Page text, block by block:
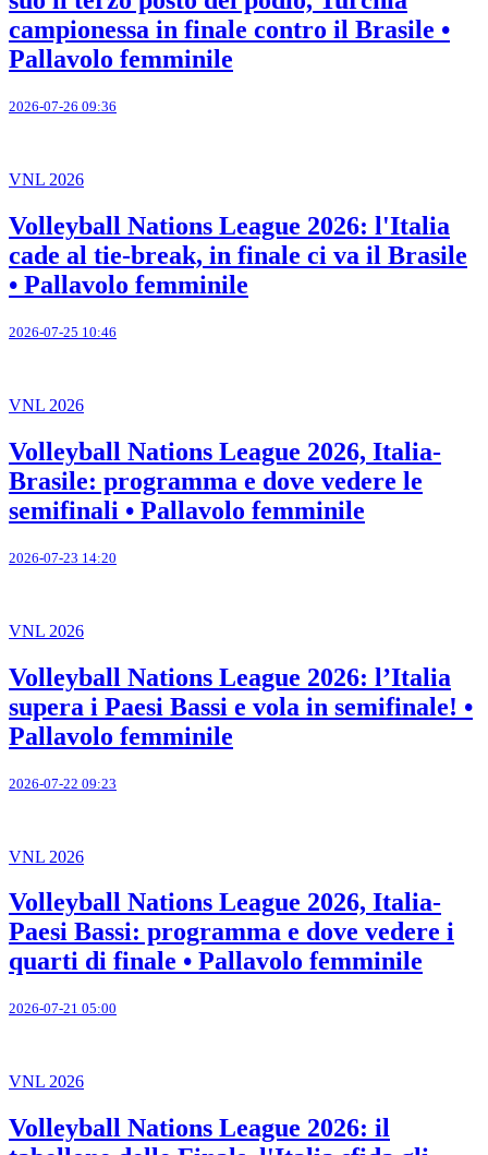
campionessa in finale contro il Brasile •
Pallavolo femminile
2026-07-26 09:36
VNL 2026
Volleyball Nations League 2026: l'Italia
cade al tie-break, in finale ci va il Brasile
• Pallavolo femminile
2026-07-25 10:46
VNL 2026
Volleyball Nations League 2026, Italia-
Brasile: programma e dove vedere le
semifinali • Pallavolo femminile
2026-07-23 14:20
VNL 2026
Volleyball Nations League 2026: l’Italia
supera i Paesi Bassi e vola in semifinale! •
Pallavolo femminile
2026-07-22 09:23
VNL 2026
Volleyball Nations League 2026, Italia-
Paesi Bassi: programma e dove vedere i
quarti di finale • Pallavolo femminile
2026-07-21 05:00
VNL 2026
Volleyball Nations League 2026: il